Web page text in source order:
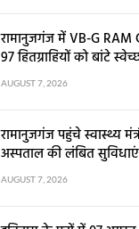
रामानुजगंज में VB-G RAM
97 हितग्राहियों को बांटे
AUGUST 7, 2026
रामानुजगंज पहुंचे स्वास्थ्य
अस्पताल की लंबित
AUGUST 7, 2026